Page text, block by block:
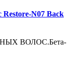
Restore-N07 Back
ВОЛОС.Бета-